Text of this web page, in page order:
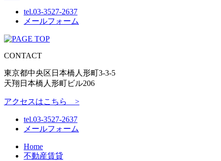
tel.03-3527-2637
メールフォーム
CONTACT
東京都中央区日本橋人形町3-3-5
天翔日本橋人形町ビル206
アクセスはこちら >
tel.03-3527-2637
メールフォーム
Home
不動産賃貸